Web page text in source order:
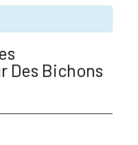
Des Bichons